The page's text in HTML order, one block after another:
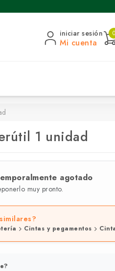
iniciar sesión
Mi cuenta
0
1 unidad
agotado
muy pronto.
Cintas y pegamentos